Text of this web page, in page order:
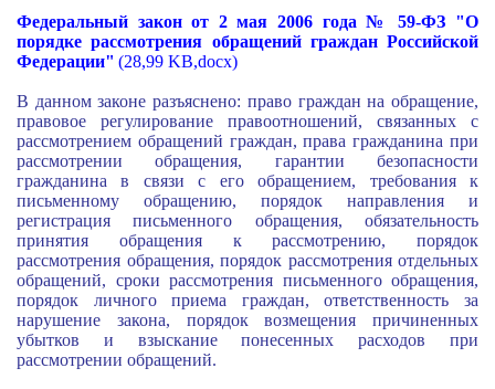
Федеральный закон от 2 мая 2006 года № 59-ФЗ "О
порядке рассмотрения обращений граждан Российской
Федерации" (28,99 KB,docx)
В данном законе разъяснено: право граждан на обращение,
правовое регулирование правоотношений, связанных с
рассмотрением обращений граждан, права гражданина при
рассмотрении обращения, гарантии безопасности
гражданина в связи с его обращением, требования к
письменному обращению, порядок направления и
регистрация письменного обращения, обязательность
принятия обращения к рассмотрению, порядок
рассмотрения обращения, порядок рассмотрения отдельных
обращений, сроки рассмотрения письменного обращения,
порядок личного приема граждан, ответственность за
нарушение закона, порядок возмещения причиненных
убытков и взыскание понесенных расходов при
рассмотрении обращений.